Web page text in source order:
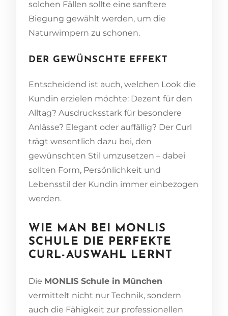
solchen Fällen sollte eine sanftere
Biegung gewählt werden, um die
Naturwimpern zu schonen.
DER GEWÜNSCHTE EFFEKT
Entscheidend ist auch, welchen Look die
Kundin erzielen möchte: Dezent für den
Alltag? Ausdrucksstark für besondere
Anlässe? Elegant oder auffällig? Der Curl
trägt wesentlich dazu bei, den
gewünschten Stil umzusetzen – dabei
sollten Form, Persönlichkeit und
Lebensstil der Kundin immer einbezogen
werden.
WIE MAN BEI MONLIS
SCHULE DIE PERFEKTE
CURL-AUSWAHL LERNT
Die MONLIS Schule in München
vermittelt nicht nur Technik, sondern
auch die Fähigkeit zur professionellen